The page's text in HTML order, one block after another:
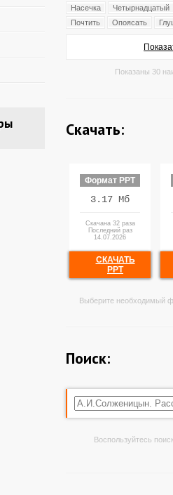
Насечка
Четырнадцатый
Почтить
Опоясать
Показаны 30
Скачать:
Формат PPT
3.17 Мб
Скачана 32 раза
Последний раз
14.07.2026
СКАЧАТЬ
PPT
Выберите необходимый
Поиск:
Воспользуйтесь